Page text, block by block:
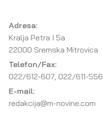
Adresa:
Kralja Petra I 5a
22000 Sremska Mitrovica
Telefon/Fax:
022/612-607, 022/611-556
E-mail:
redakcija@m-novine.com